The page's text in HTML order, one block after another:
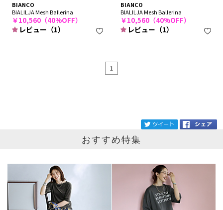
BIANCO
BIALILJA Mesh Ballerina
￥10,560（40%OFF）
レビュー（1）
BIANCO
BIALILJA Mesh Ballerina
￥10,560（40%OFF）
レビュー（1）
1
掲載雑誌
おすすめ特集